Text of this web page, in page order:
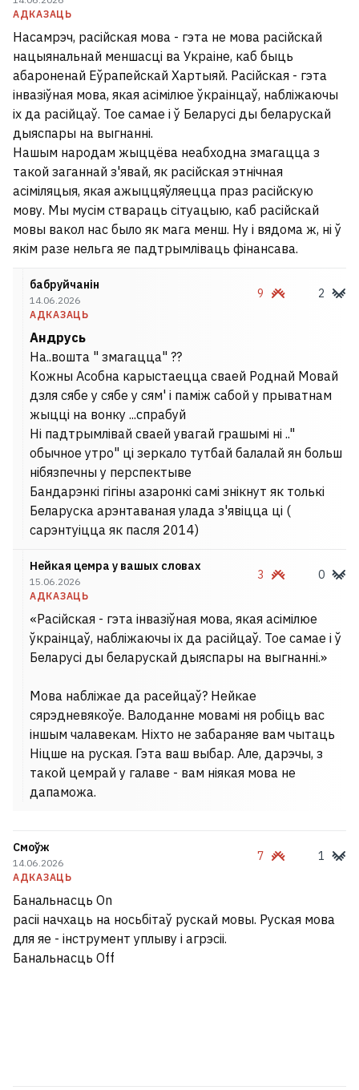
АДКАЗАЦЬ
Насамрэч, расійская мова - гэта не мова расійскай
нацыянальнай меншасці ва Украіне, каб быць
абароненай Еўрапейскай Хартыяй. Расійская - гэта
інвазіўная мова, якая асімілюе ўкраінцаў, набліжаючы
іх да расійцаў. Тое самае і ў Беларусі ды беларускай
дыяспары на выгнанні.
Нашым народам жыццёва неабходна змагацца з
такой заганнай з'явай, як расійская этнічная
асіміляцыя, якая ажыццяўляецца праз расійскую
мову. Мы мусім ствараць сітуацыю, каб расійскай
мовы вакол нас было як мага менш. Ну і вядома ж, ні ў
якім разе нельга яе падтрымліваць фінансава.
бабруйчанін
14.06.2026
АДКАЗАЦЬ
9 2
Андрусь
На..вошта " змагацца" ??
Кожны Асобна карыстаецца сваей Роднай Мовай
дзля сябе у сябе у сям' і паміж сабой у прыватнам
жыцці на вонку ...спрабуй
Ні падтрымлівай сваей увагай грашымі ні .."
обычное утро" ці зеркало тутбай балалай ян больш
нібязпечны у перспектыве
Бандарэнкі гігіны азаронкі самі знікнут як толькі
Беларуска арэнтаваная улада з'явіцца ці (
сарэнтуіцца як пасля 2014)
Нейкая цемра у вашых словах
15.06.2026
АДКАЗАЦЬ
3 0
«Расійская - гэта інвазіўная мова, якая асімілюе
ўкраінцаў, набліжаючы іх да расійцаў. Тое самае і ў
Беларусі ды беларускай дыяспары на выгнанні.»
Мова набліжае да расейцаў? Нейкае
сярэдневякоўе. Валоданне мовамі ня робіць вас
іншым чалавекам. Ніхто не забараняе вам чытаць
Ніцше на руская. Гэта ваш выбар. Але, дарэчы, з
такой цемрай у галаве - вам ніякая мова не
дапаможа.
Смоўж
14.06.2026
АДКАЗАЦЬ
7 1
Банальнасць On
расіі начхаць на носьбітаў рускай мовы. Руская мова
для яе - інструмент уплыву і агрэсіі.
Банальнасць Off